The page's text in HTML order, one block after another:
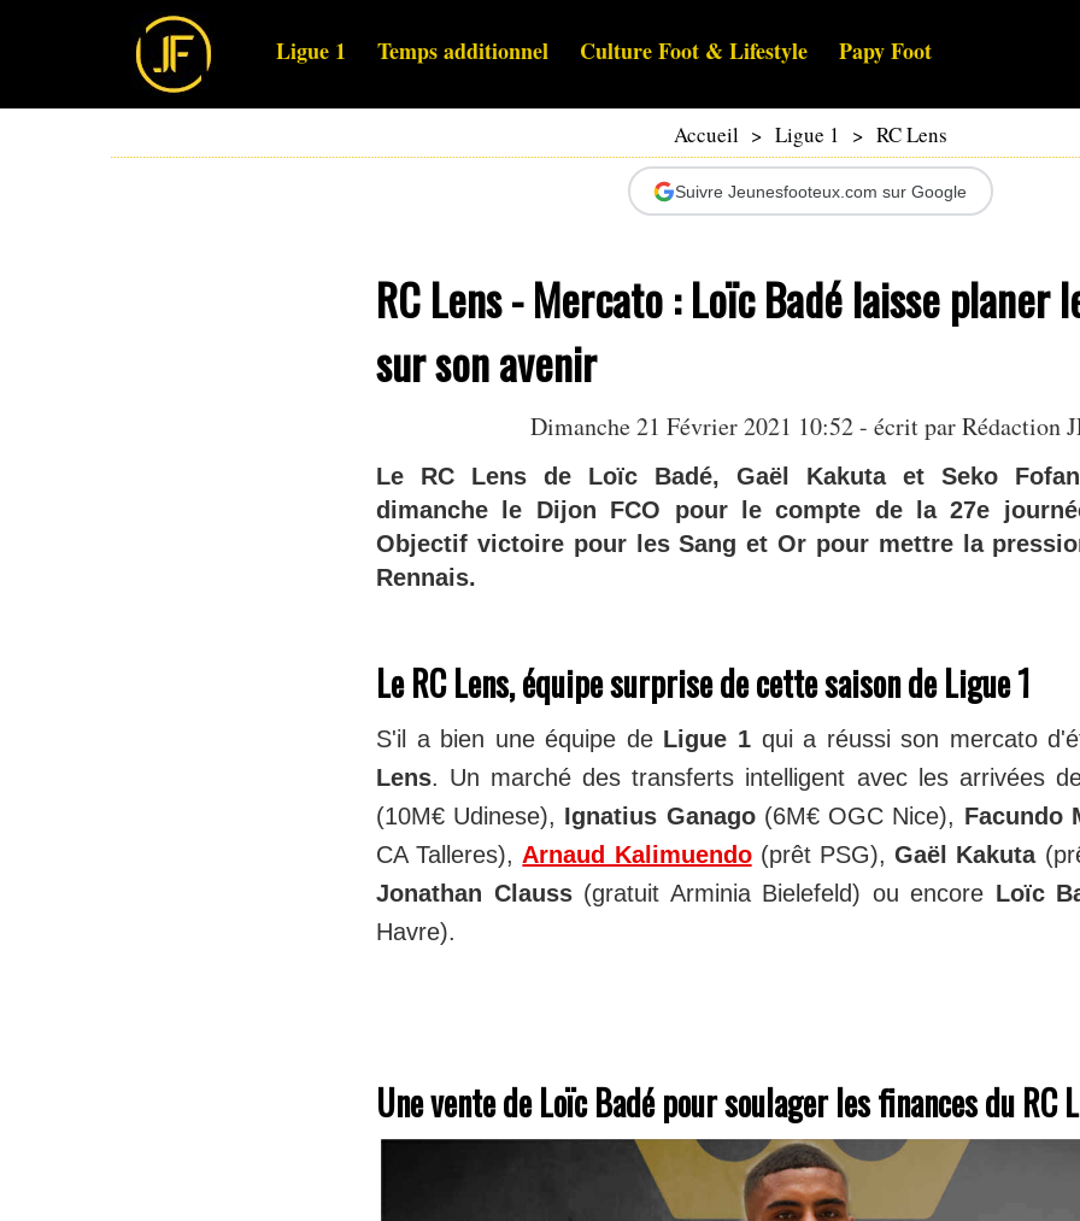
Ligue 1 Temps additionnel Culture Foot & Lifestyle Papy Foot
Accueil > Ligue 1 > RC Lens
Suivre Jeunesfooteux.com sur Google
RC Lens - Mercato : Loïc Badé laisse planer
sur son avenir
Dimanche 21 Février 2021 10:52 - écrit par Rédaction
Le RC Lens de Loïc Badé, Gaël Kakuta et Seko
dimanche le Dijon FCO pour le compte de la 27e
Objectif victoire pour les Sang et Or pour mettre la
Rennais.
Le RC Lens, équipe surprise de cette saison de Ligue 1
S'il a bien une équipe de Ligue 1qui a réussi son mercato
Lens. Un marché des transferts intelligent avec les arrivées
(10M€ Udinese), Ignatius Ganago(6M€ OGC Nice), Facundo
CA Talleres), Arnaud Kalimuendo(prêt PSG),Gaël Kakuta
Jonathan Clauss(gratuit Arminia Bielefeld) ou encore Loïc
Havre).
Une vente de Loïc Badé pour soulager les finances du RC